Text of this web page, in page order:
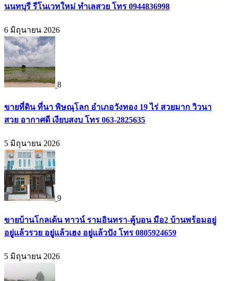
นนทบุรี รีโนเวทใหม่ ทำเลสวย โทร 0944836998
6 มิถุนายน 2026
8
ขายที่ดิน ที่นา พิษณุโลก อำเภอวังทอง 19 ไร่ สวยมาก วิวนา
สวย อากาศดี เงียบสงบ โทร 063-2825635
5 มิถุนายน 2026
9
ขายบ้านโกลเด้น ทาวน์ รามอินทรา-คู้บอน มือ2 บ้านพร้อมอยู่
อยู่แล้วรวย อยู่แล้วเฮง อยู่แล้วปัง โทร 0805924659
5 มิถุนายน 2026